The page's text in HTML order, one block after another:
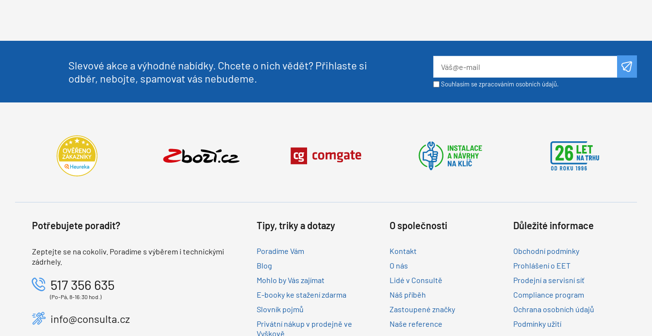
Slevové akce a výhodné nabídky. Chcete o nich vědět? Přihlaste si
odběr, nebojte, spamovat vás nebudeme.
Souhlasím se zpracováním osobních údajů.
Potřebujete poradit?
Zeptejte se na cokoliv. Poradíme s výběrem i technickými
zádrhely.
517 356 635
(Po-Pá, 8-16:30 hod.)
info@consulta.cz
Tipy, triky a dotazy
Poradíme Vám
Blog
Mohlo by Vás zajímat
E-booky ke stažení zdarma
Slovník pojmů
Privátní nákup v prodejně ve
Vyškově
O společnosti
Kontakt
O nás
Lidé v Consultě
Náš příběh
Zastoupené značky
Naše reference
Důležité informace
Obchodní podmínky
Prohlášení o EET
Prodejní a servisní síť
Compliance program
Ochrana osobních údajů
Podmínky užití